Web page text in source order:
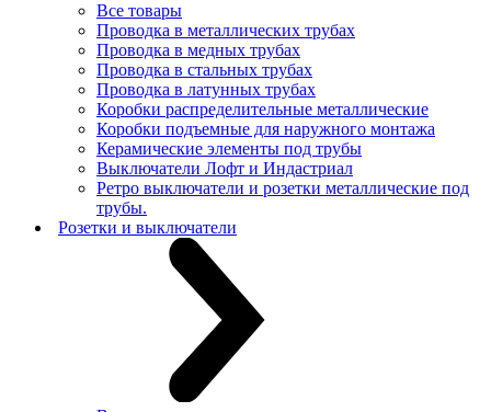
Все товары
Проводка в металлических трубах
Проводка в медных трубах
Проводка в стальных трубах
Проводка в латунных трубах
Коробки распределительные металлические
Коробки подъемные для наружного монтажа
Керамические элементы под трубы
Выключатели Лофт и Индастриал
Ретро выключатели и розетки металлические под
трубы.
Розетки и выключатели